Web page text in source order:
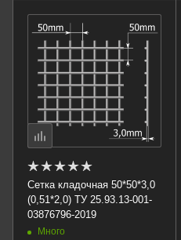
Сетка кладочная 50*50*3,0
(0,51*2,0) ТУ 25.93.13-001-
03876796-2019
Много